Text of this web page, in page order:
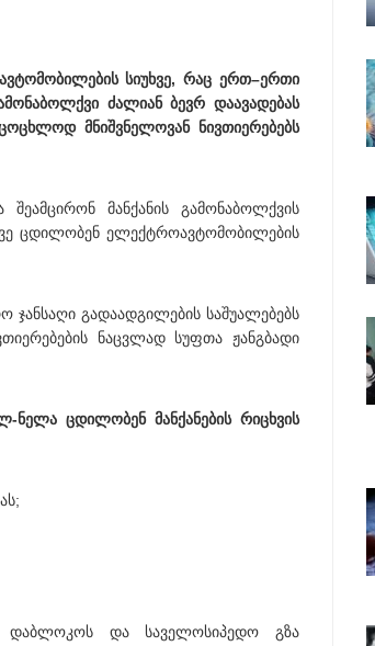
სიუხვე, რაც ერთ–ერთი
ძალიან ბევრ დაავადებას
მნიშვნელოვან ნივთიერებებს
მანქანის გამონაბოლქვის
ცდილობენ ელექტროავტომობილების
ჯანსაღი გადაადგილების საშუალებებს
ნაცვლად სუფთა ჟანგბადი
ნელა ცდილობენ მანქანების რიცხვის
დაბლოკოს და საველოსიპედო გზა